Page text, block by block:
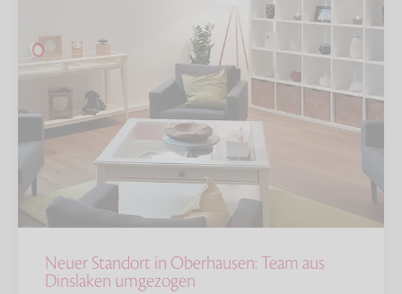
Neuer Standort in Oberhausen: Team aus
Dinslaken umgezogen